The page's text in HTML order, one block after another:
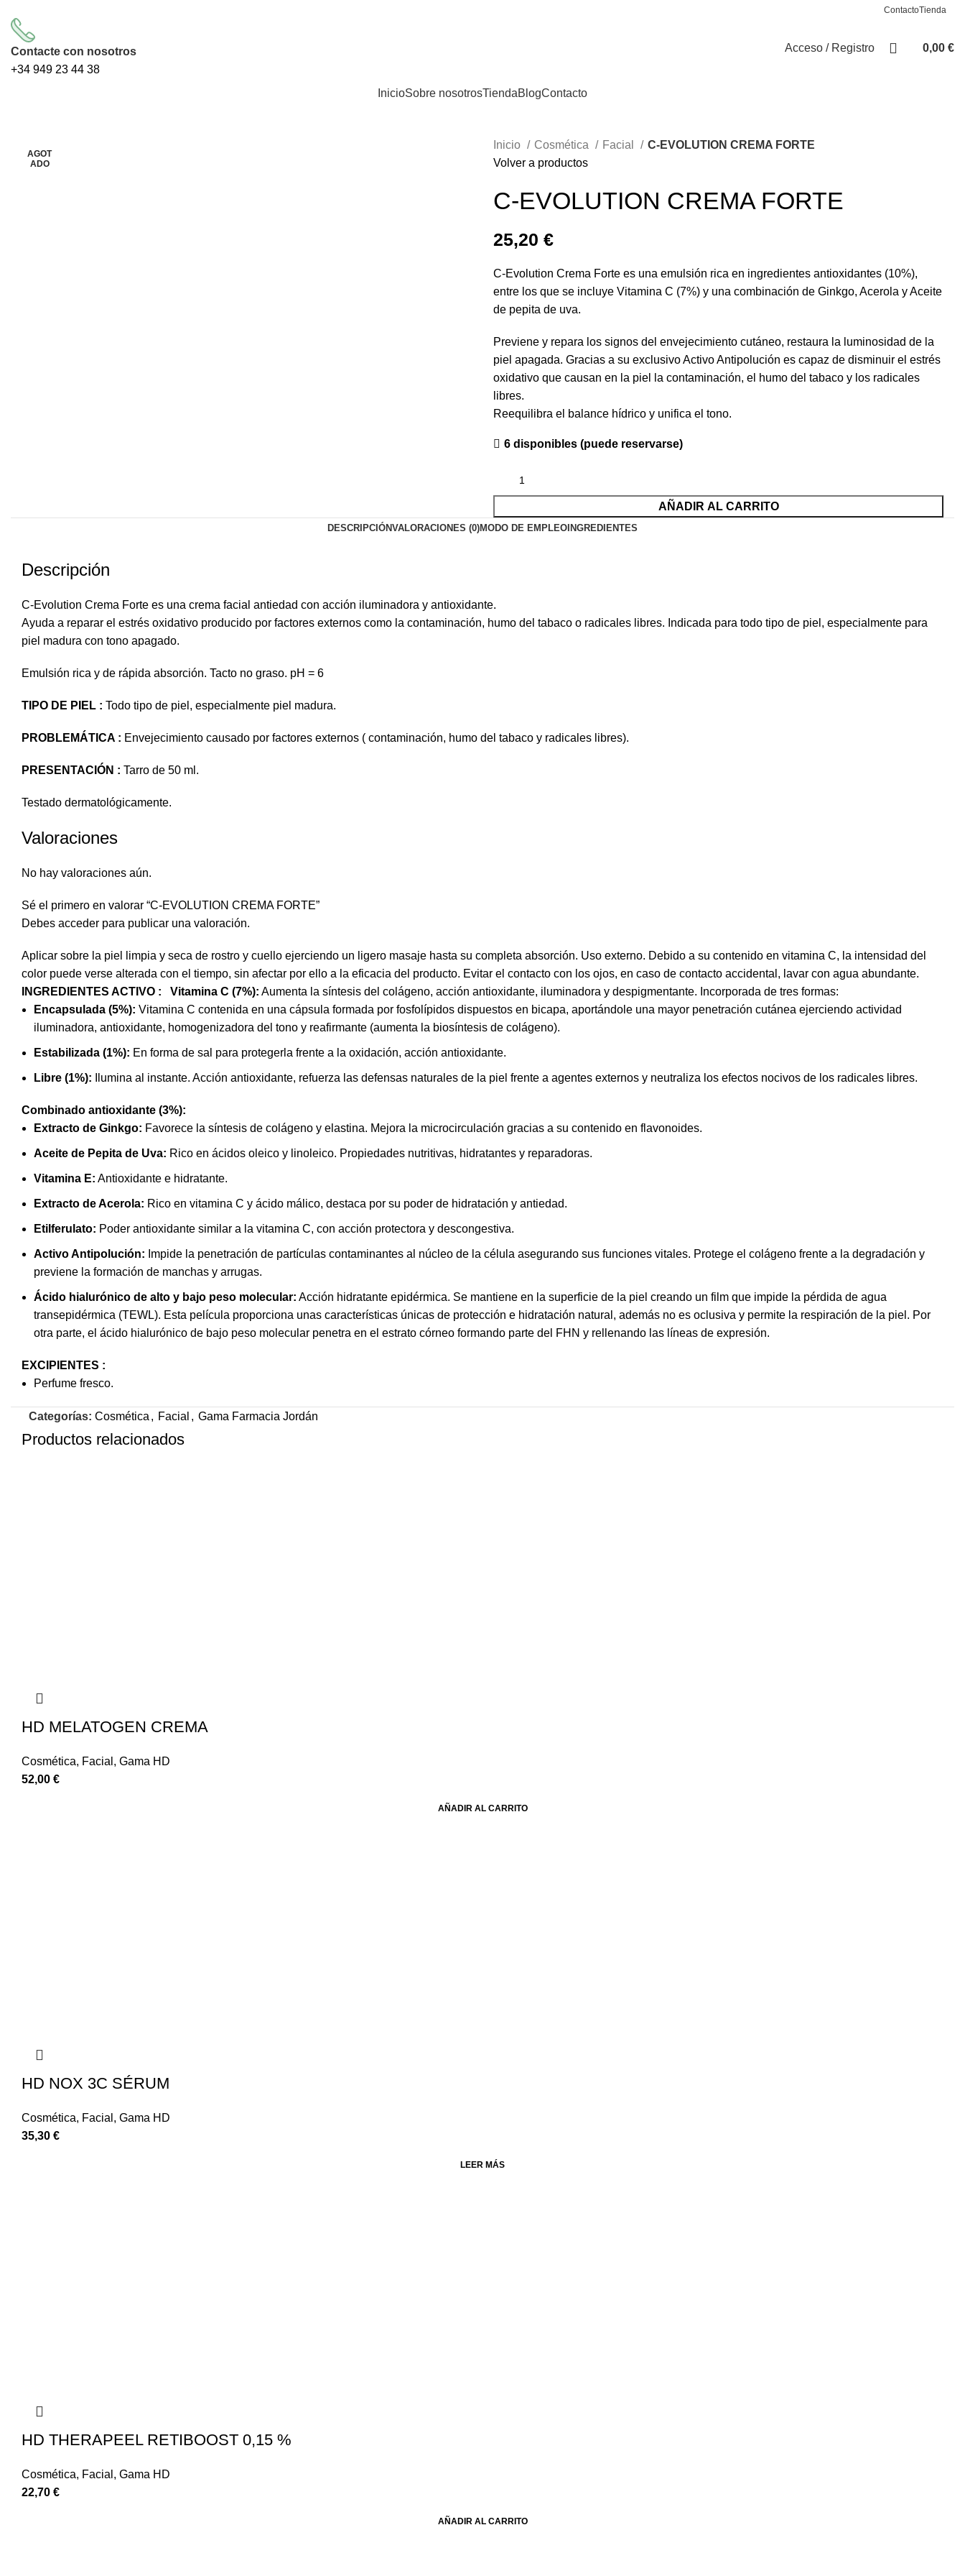
ContactoTienda
Contacte con nosotros
+34 949 23 44 38
Acceso / Registro 0,00 €
InicioSobre nosotrosTiendaBlogContacto
Inicio Cosmética Facial
C-EVOLUTION CREMA FORTE
Volver a productos
C-EVOLUTION CREMA FORTE
25,20 €
C-Evolution Crema Forte es una emulsión rica en ingredientes antioxidantes (10%),
entre los que se incluye Vitamina C (7%) y una combinación de Ginkgo, Acerola y Aceite
de pepita de uva.
Previene y repara los signos del envejecimiento cutáneo, restaura la luminosidad de la
piel apagada. Gracias a su exclusivo Activo Antipolución es capaz de disminuir el estrés
oxidativo que causan en la piel la contaminación, el humo del tabaco y los radicales
libres.
Reequilibra el balance hídrico y unifica el tono.
6 disponibles (puede reservarse)
AÑADIR AL CARRITO
DESCRIPCIÓNVALORACIONES (0)MODO DE EMPLEO INGREDIENTES
Descripción
C-Evolution Crema Forte es una crema facial antiedad con acción iluminadora y antioxidante.
Ayuda a reparar el estrés oxidativo producido por factores externos como la contaminación, humo del tabaco o radicales libres. Indicada para todo tipo de piel, especialmente para
piel madura con tono apagado.
Emulsión rica y de rápida absorción. Tacto no graso. pH = 6
TIPO DE PIEL : Todo tipo de piel, especialmente piel madura.
PROBLEMÁTICA : Envejecimiento causado por factores externos ( contaminación, humo del tabaco y radicales libres).
PRESENTACIÓN : Tarro de 50 ml.
Testado dermatológicamente.
Valoraciones
No hay valoraciones aún.
Sé el primero en valorar “C-EVOLUTION CREMA FORTE”
Debes acceder para publicar una valoración.
Aplicar sobre la piel limpia y seca de rostro y cuello ejerciendo un ligero masaje hasta su completa absorción. Uso externo. Debido a su contenido en vitamina C, la intensidad del
color puede verse alterada con el tiempo, sin afectar por ello a la eficacia del producto. Evitar el contacto con los ojos, en caso de contacto accidental, lavar con agua abundante.
INGREDIENTES ACTIVO :
Vitamina C (7%): Aumenta la síntesis del colágeno, acción antioxidante, iluminadora y despigmentante. Incorporada de tres formas:
Encapsulada (5%): Vitamina C contenida en una cápsula formada por fosfolípidos dispuestos en bicapa, aportándole una mayor penetración cutánea ejerciendo actividad
iluminadora, antioxidante, homogenizadora del tono y reafirmante (aumenta la biosíntesis de colágeno).
Estabilizada (1%): En forma de sal para protegerla frente a la oxidación, acción antioxidante.
Libre (1%): Ilumina al instante. Acción antioxidante, refuerza las defensas naturales de la piel frente a agentes externos y neutraliza los efectos nocivos de los radicales libres.
Combinado antioxidante (3%):
Extracto de Ginkgo: Favorece la síntesis de colágeno y elastina. Mejora la microcirculación gracias a su contenido en flavonoides.
Aceite de Pepita de Uva: Rico en ácidos oleico y linoleico. Propiedades nutritivas, hidratantes y reparadoras.
Vitamina E: Antioxidante e hidratante.
Extracto de Acerola: Rico en vitamina C y ácido málico, destaca por su poder de hidratación y antiedad.
Etilferulato: Poder antioxidante similar a la vitamina C, con acción protectora y descongestiva.
Activo Antipolución: Impide la penetración de partículas contaminantes al núcleo de la célula asegurando sus funciones vitales. Protege el colágeno frente a la degradación y
previene la formación de manchas y arrugas.
Ácido hialurónico de alto y bajo peso molecular: Acción hidratante epidérmica. Se mantiene en la superficie de la piel creando un film que impide la pérdida de agua
transepidérmica (TEWL). Esta película proporciona unas características únicas de protección e hidratación natural, además no es oclusiva y permite la respiración de la piel. Por
otra parte, el ácido hialurónico de bajo peso molecular penetra en el estrato córneo formando parte del FHN y rellenando las líneas de expresión.
EXCIPIENTES :
Perfume fresco.
Categorías: Cosmética , Facial , Gama Farmacia Jordán
Productos relacionados
HD MELATOGEN CREMA
Cosmética, Facial , Gama HD
52,00 €
AÑADIR AL CARRITO
AGOT
ADO
HD NOX 3C SÉRUM
Cosmética, Facial , Gama HD
35,30 €
LEER MÁS
HD THERAPEEL RETIBOOST 0,15 %
Cosmética, Facial , Gama HD
22,70 €
AÑADIR AL CARRITO
AGOT
ADO